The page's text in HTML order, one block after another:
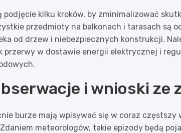
podjęcie kilku kroków, by zminimalizować
przedmioty na balkonach i tarasach są
od drzew i niebezpiecznych konstrukcji.
przerwy w dostawie energii elektrycznej i
i wnioski ze
burze mają wpisywać się w coraz
meteorologów, takie epizody będą